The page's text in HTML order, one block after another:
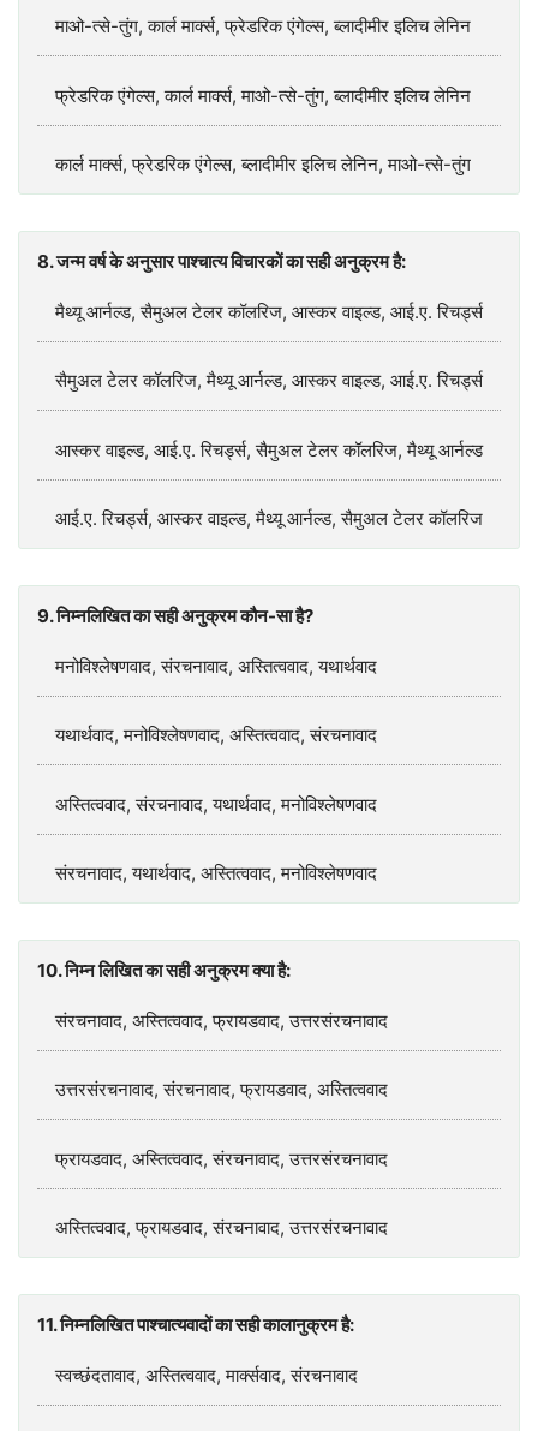
माओ-त्से-तुंग, कार्ल मार्क्स, फ्रेडरिक एंगेल्स, ब्लादीमीर इलिच लेनिन
फ्रेडरिक एंगेल्स, कार्ल मार्क्स, माओ-त्से-तुंग, ब्लादीमीर इलिच लेनिन
कार्ल मार्क्स, फ्रेडरिक एंगेल्स, ब्लादीमीर इलिच लेनिन, माओ-त्से-तुंग
8. जन्म वर्ष के अनुसार पाश्चात्य विचारकों का सही अनुक्रम है:
मैथ्यू आर्नल्ड, सैमुअल टेलर कॉलरिज, आस्कर वाइल्ड, आई.ए. रिचर्ड्स
सैमुअल टेलर कॉलरिज, मैथ्यू आर्नल्ड, आस्कर वाइल्ड, आई.ए. रिचर्ड्स
आस्कर वाइल्ड, आई.ए. रिचर्ड्स, सैमुअल टेलर कॉलरिज, मैथ्यू आर्नल्ड
आई.ए. रिचर्ड्स, आस्कर वाइल्ड, मैथ्यू आर्नल्ड, सैमुअल टेलर कॉलरिज
9. निम्नलिखित का सही अनुक्रम कौन-सा है?
मनोविश्लेषणवाद, संरचनावाद, अस्तित्ववाद, यथार्थवाद
यथार्थवाद, मनोविश्लेषणवाद, अस्तित्ववाद, संरचनावाद
अस्तित्ववाद, संरचनावाद, यथार्थवाद, मनोविश्लेषणवाद
संरचनावाद, यथार्थवाद, अस्तित्ववाद, मनोविश्लेषणवाद
10. निम्न लिखित का सही अनुक्रम क्‍या है:
संरचनावाद, अस्तित्ववाद, फ्रायडवाद, उत्तरसंरचनावाद
उत्तरसंरचनावाद, संरचनावाद, फ्रायडवाद, अस्तित्ववाद
फ्रायडवाद, अस्तित्ववाद, संरचनावाद, उत्तरसंरचनावाद
अस्तित्ववाद, फ्रायडवाद, संरचनावाद, उत्तरसंरचनावाद
11. निम्नलिखित पाश्चात्यवादों का सही कालानुक्रम है:
स्वच्छंदतावाद, अस्तित्ववाद, मार्क्सवाद, संरचनावाद